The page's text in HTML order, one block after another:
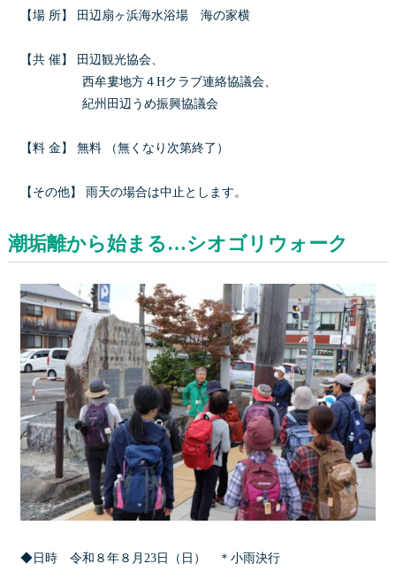
【場 所】 田辺扇ヶ浜海水浴場 海の家横
【共 催】 田辺観光協会、
西牟婁地方４Hクラブ連絡協議会、
紀州田辺うめ振興協議会
【料 金】 無料 （無くなり次第終了）
【その他】 雨天の場合は中止とします。
潮垢離から始まる…シオゴリウォーク
◆日時 令和８年８月23日（日） ＊小雨決行